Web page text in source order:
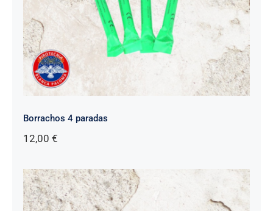
Borrachos 4 paradas
12,00 €